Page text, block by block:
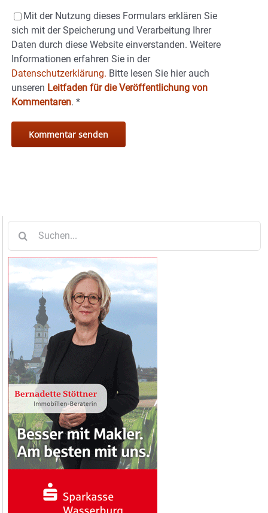
Mit der Nutzung dieses Formulars erklären Sie
sich mit der Speicherung und Verarbeitung Ihrer
Daten durch diese Website einverstanden. Weitere
Informationen erfahren Sie in der
Datenschutzerklärung. Bitte lesen Sie hier auch
unseren Leitfaden für die Veröffentlichung von
Kommentaren. *
nach: